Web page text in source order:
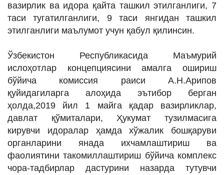
вазирлик ва идора қайта ташкил этилганлиги, 7
таси тугатилганлиги, 9 таси янгидан ташкил
этилганлиги маълумот учун қабул қилинсин.
Ўзбекистон Республикасида Маъмурий
ислоҳотлар концепциясини амалга ошириш
бўйича комиссия раиси А.Н.Арипов
қуйидагиларга алоҳида эътибор берган
ҳолда,2019 йил 1 майга қадар вазирликлар,
давлат қўмиталари, Ҳукумат тузилмасига
кирувчи идоралар ҳамда хўжалик бошқаруви
органларини янада ихчамлаштириш ва
фаолиятини такомиллаштириш бўйича комплекс
чора-тадбирлар дастурини назарда тутувчи